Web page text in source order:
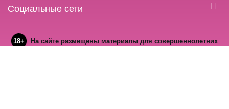
Социальные сети
18+ На сайте размещены материалы для совершеннолетних